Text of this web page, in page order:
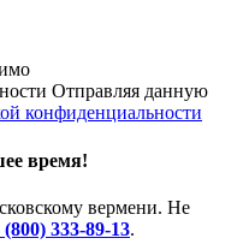
Отправляя данную
конфиденциальности
время!
вермени. Не
(800) 333-89-13.